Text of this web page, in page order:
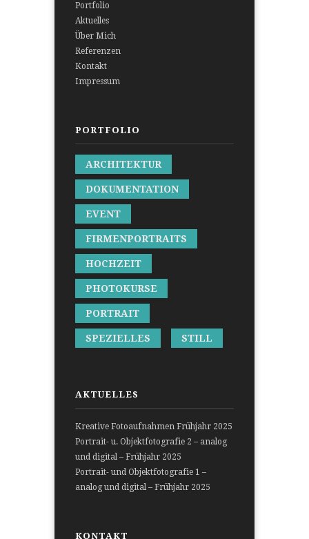
Portfolio
Aktuelles
Über Mich
Referenzen
Kontakt
Impressum
PORTFOLIO
ARCHITEKTUR
DOKUMENTATION
EVENT
FIRMENPORTRAITS
HOCHZEIT
PHOTOKURSE
PORTRAIT
SPEZIELLES STILL
AKTUELLES
Kreative Fotoaufnahmen Frühjahr 2025
Portrait- u. Objektfotografie 2 – analog
und digital – Frühjahr 2025
Portrait- und Objektfotografie 1 –
analog und digital – Frühjahr 2025
KONTAKT